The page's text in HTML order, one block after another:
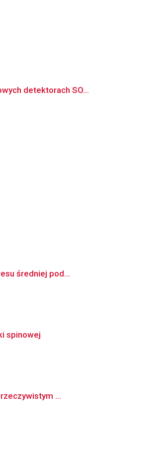
detektorach SO...
średniej pod...
spinowej
...